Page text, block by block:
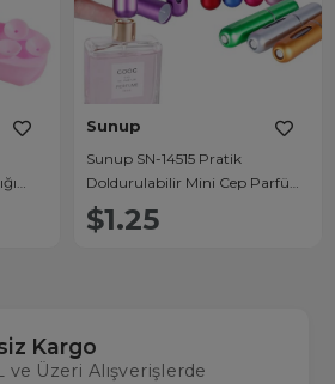
Sunup
Sunup SN-14515 Pratik
Doldurulabilir Mini Cep Parfüm
Şişesi Alüminyum (5ML)
$1.25
Kargo
ve Üzeri Alışverişlerde